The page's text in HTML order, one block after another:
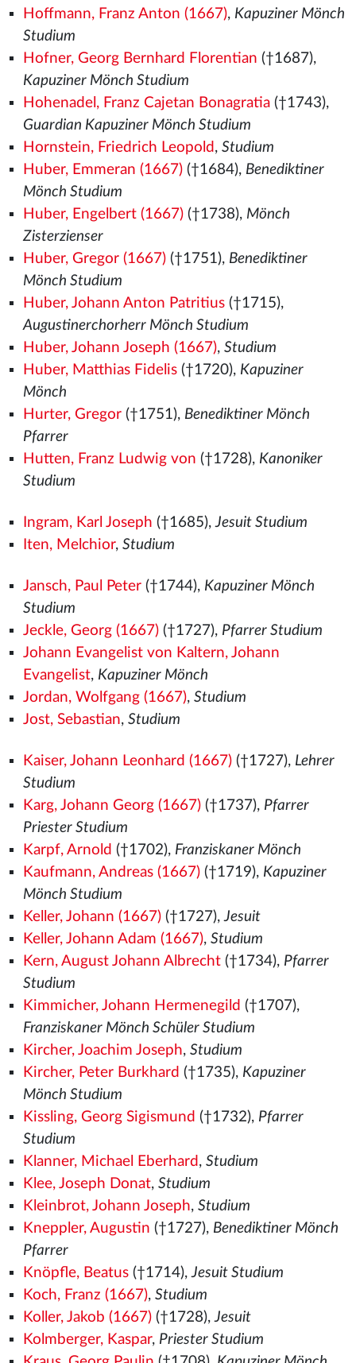
Hoffmann, Franz Anton (1667), Kapuziner Mönch
Studium
Hofner, Georg Bernhard Florentian (†1687),
Kapuziner Mönch Studium
Hohenadel, Franz Cajetan Bonagratia(†1743),
Guardian Kapuziner Mönch Studium
Hornstein, Friedrich Leopold , Studium
Huber, Emmeran (1667)(†1684), Benediktiner
Mönch Studium
Huber, Engelbert (1667)(†1738), Mönch
Zisterzienser
Huber, Gregor (1667)(†1751), Benediktiner
Mönch Studium
Huber, Johann Anton Patritius(†1715),
Augustinerchorherr Mönch Studium
Huber, Johann Joseph (1667), Studium
Huber, Matthias Fidelis(†1720), Kapuziner
Mönch
Hurter, Gregor(†1751), Benediktiner Mönch
Pfarrer
Hutten, Franz Ludwig von (†1728), Kanoniker
Studium
Ingram, Karl Joseph (†1685),Jesuit Studium
Iten, Melchior, Studium
Jansch, Paul Peter(†1744), Kapuziner Mönch
Studium
Jeckle, Georg (1667)(†1727), Pfarrer Studium
Johann Evangelist von Kaltern, Johann
Evangelist, Kapuziner Mönch
Jordan, Wolfgang (1667), Studium
Jost, Sebastian, Studium
Kaiser, Johann Leonhard (1667)(†1727), Lehrer
Studium
Karg, Johann Georg (1667)(†1737), Pfarrer
Priester Studium
Karpf, Arnold (†1702), Franziskaner Mönch
Kaufmann, Andreas (1667)(†1719), Kapuziner
Mönch Studium
Keller, Johann (1667)(†1727),Jesuit
Keller, Johann Adam (1667), Studium
Kern, August Johann Albrecht(†1734), Pfarrer
Studium
Kimmicher, Johann Hermenegild (†1707),
Franziskaner Mönch Schüler Studium
Kircher, Joachim Joseph, Studium
Kircher, Peter Burkhard (†1735), Kapuziner
Mönch Studium
Kissling, Georg Sigismund (†1732), Pfarrer
Studium
Klanner, Michael Eberhard , Studium
Klee, Joseph Donat, Studium
Kleinbrot, Johann Joseph, Studium
Kneppler, Augustin (†1727), Benediktiner Mönch
Pfarrer
Knöpfle, Beatus(†1714),Jesuit Studium
Koch, Franz (1667), Studium
Koller, Jakob (1667)(†1728),Jesuit
Kolmberger, Kaspar, Priester Studium